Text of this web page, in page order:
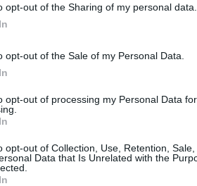
opt-out of the Sharing of my personal data.
opt-out of the Sale of my Personal Data.
opt-out of processing my Personal Data
opt-out of Collection, Use, Retention,
Data that Is Unrelated with the
yangınları TAMAMEN
/ Merkez / Dardanos yangını
KONTROL ALTINA…
(@ibrahimyumakli)
λόγους εκκενώθηκαν